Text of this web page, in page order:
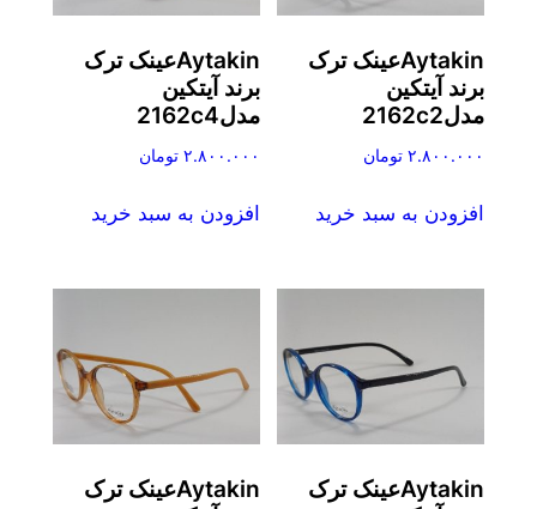
Aytakinعینک ترک
برند آیتکین
مدل2162c2
۲.۸۰۰.۰۰۰ تومان
افزودن به سبد خرید
Aytakinعینک ترک
برند آیتکین
مدل2162c4
۲.۸۰۰.۰۰۰ تومان
افزودن به سبد خرید
Aytakinعینک ترک
Aytakinعینک ترک